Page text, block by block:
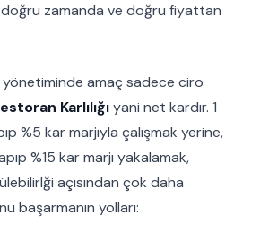
zamanda ve doğru fiyattan
amaç sadece ciro
Karlılığıyani net kardır. 1
%5 kar marjıyla çalışmak yerine,
%15 kar marjı yakalamak,
açısından çok daha
başarmanın yolları: